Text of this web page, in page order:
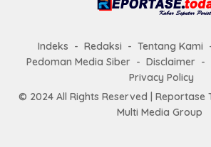
Indeks Redaksi Tentang Kami
Pedoman Media Siber
Disclaimer
Privacy Policy
© 2024 All Rights Reserved | Reportase
Multi Media Group